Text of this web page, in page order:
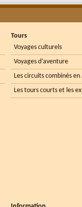
Tours
Voyages culturels
Voyages d’aventure
Les circuits combinés
Les tours courts et les